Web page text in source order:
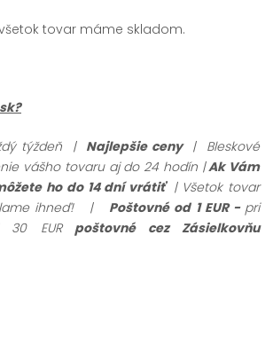
tovar máme skladom.
týždeň |Najlepšie ceny | Bleskové
vášho tovaru aj do 24 hodín |Ak Vám
ho do 14 dní vrátiť | Všetok tovar
ihneď!
| Poštovné od 1 EUR - pri
30 EURpoštovné cez Zásielkovňu